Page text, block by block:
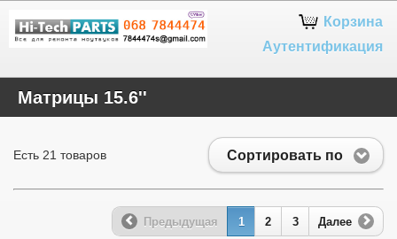
Корзина
Аутентификация
Матрицы 15.6''
Сортировать по
Есть 21 товаров
Предыдущая 1 2 3 Далее